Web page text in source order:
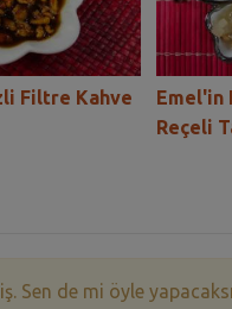
Filtre Kahve
Emel'in
Reçeli
Sen de mi öyle